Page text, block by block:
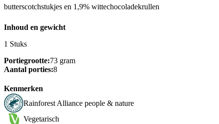
butterscotchstukjes en 1,9% wittechocoladekrullen
Inhoud en gewicht
1 Stuks
Portiegrootte:73 gram
Aantal porties:8
Kenmerken
Rainforest Alliance people & nature
Vegetarisch